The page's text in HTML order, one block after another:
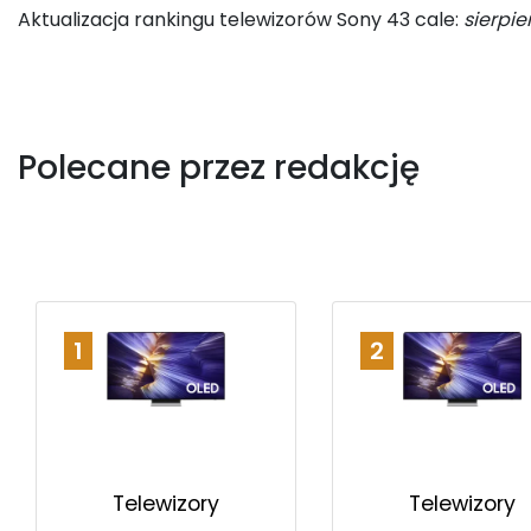
Aktualizacja rankingu telewizorów Sony 43 cale:
Polecane przez redakcję
1
Telewizory
2
Telewizory